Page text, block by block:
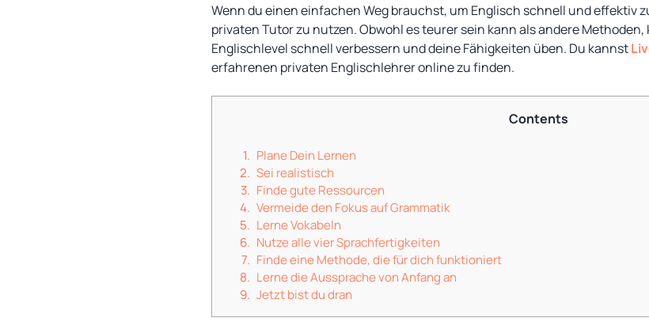
Wenn du einen einfachen Weg brauchst, um Englisch schnell und effektiv
privaten Tutor zu nutzen. Obwohl es teurer sein kann als andere
Englischlevel schnell verbessern und deine Fähigkeiten üben. Du kannst
erfahrenen privaten Englischlehrer online zu finden.
Contents
Plane Dein Lernen
Sei realistisch
Finde gute Ressourcen
Vermeide den Fokus auf Grammatik
Lerne Vokabeln
Nutze alle vier Sprachfertigkeiten
Finde eine Methode, die für dich funktioniert
Lerne die Aussprache von Anfang an
Jetzt bist du dran